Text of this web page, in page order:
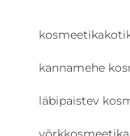
kannamehe
läbipaistev